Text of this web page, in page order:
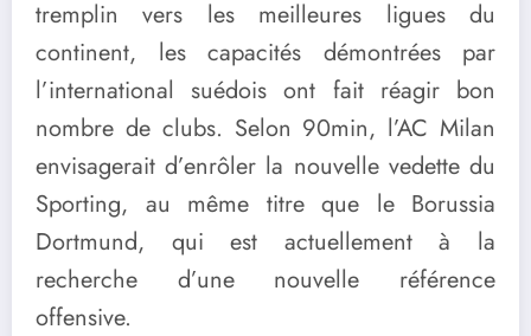
tremplin vers les meilleures ligues du
continent, les capacités démontrées par
l’international suédois ont fait réagir bon
nombre de clubs. Selon 90min, l’AC Milan
envisagerait d’enrôler la nouvelle vedette du
Sporting, au même titre que le Borussia
Dortmund, qui est actuellement à la
recherche d’une nouvelle référence
offensive.